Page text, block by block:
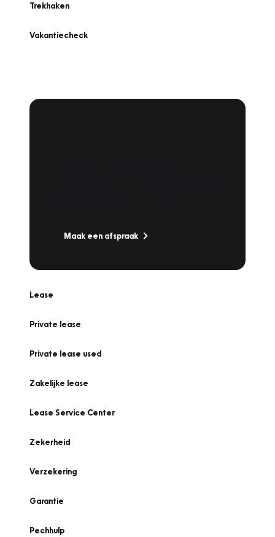
Trekhaken
Vakantiecheck
Maak een afspraak
Lease
Private lease
Private lease used
Zakelijke lease
Lease Service Center
Zekerheid
Verzekering
Garantie
Pechhulp